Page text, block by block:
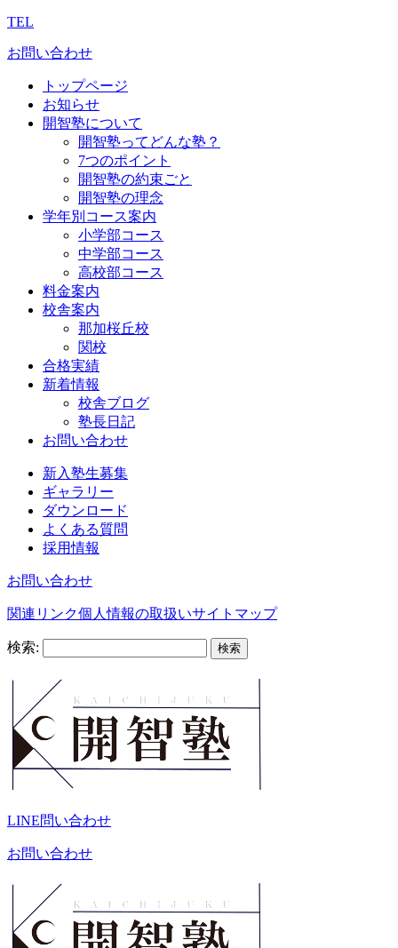
TEL
お問い合わせ
トップページ
お知らせ
開智塾について
開智塾ってどんな塾？
7つのポイント
開智塾の約束ごと
開智塾の理念
学年別コース案内
小学部コース
中学部コース
高校部コース
料金案内
校舎案内
那加桜丘校
関校
合格実績
新着情報
校舎ブログ
塾長日記
お問い合わせ
新入塾生募集
ギャラリー
ダウンロード
よくある質問
採用情報
お問い合わせ
関連リンク個人情報の取扱いサイトマップ
検索:
LINE問い合わせ
お問い合わせ